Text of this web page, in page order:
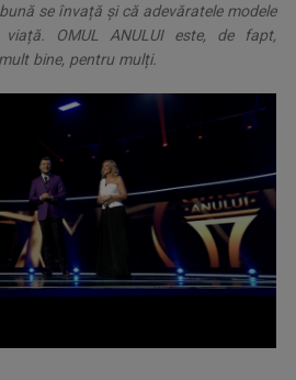
se învață și că adevăratele modele
OMUL ANULUI este, de fapt,
bine, pentru mulți.